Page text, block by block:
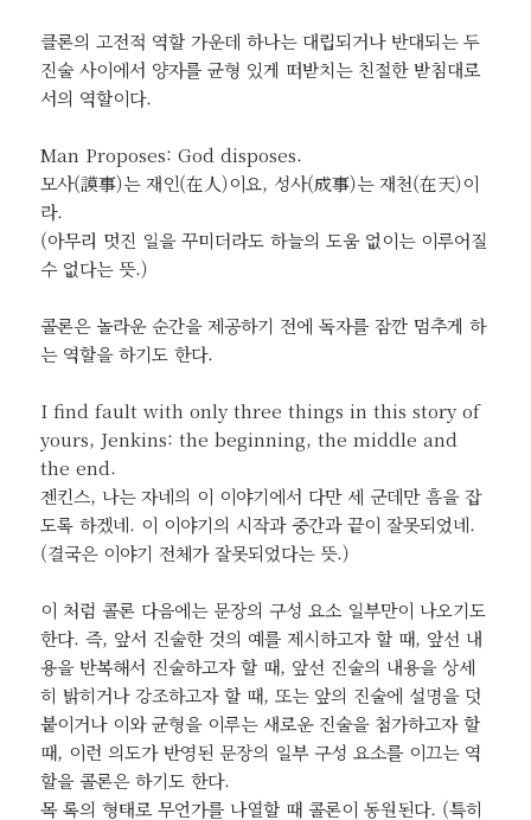
클론의 고전적 역할 가운데 하나는 대립되거나 반대되는 두
진술 사이에서 양자를 균형 있게 떠받치는 친절한 받침대로
서의 역할이다.
Man Proposes: God disposes.
모사(謨事)는 재인(在人)이요, 성사(成事)는 재천(在天)이
라.
(아무리 멋진 일을 꾸미더라도 하늘의 도움 없이는 이루어질
수 없다는 뜻.)
콜론은 놀라운 순간을 제공하기 전에 독자를 잠깐 멈추게 하
는 역할을 하기도 한다.
I find fault with only three things in this story of
yours, Jenkins: the beginning, the middle and
the end.
젠킨스, 나는 자네의 이 이야기에서 다만 세 군데만 흠을 잡
도록 하겠네. 이 이야기의 시작과 중간과 끝이 잘못되었네.
(결국은 이야기 전체가 잘못되었다는 뜻.)
이 처럼 콜론 다음에는 문장의 구성 요소 일부만이 나오기도
한다. 즉, 앞서 진술한 것의 예를 제시하고자 할 때, 앞선 내
용을 반복해서 진술하고자 할 때, 앞선 진술의 내용을 상세
히 밝히거나 강조하고자 할 때, 또는 앞의 진술에 설명을 덧
붙이거나 이와 균형을 이루는 새로운 진술을 첨가하고자 할
때, 이런 의도가 반영된 문장의 일부 구성 요소를 이끄는 역
할을 콜론은 하기도 한다.
목 록의 형태로 무언가를 나열할 때 콜론이 동원된다. (특히